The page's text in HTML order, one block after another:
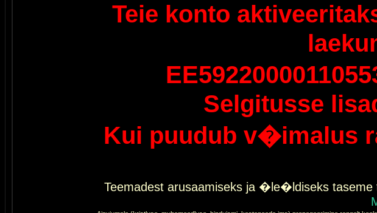
Teie konto
Selgitusse
Kui puudub v�imalus
Teemadest arusaamiseks ja �le�ldiseks